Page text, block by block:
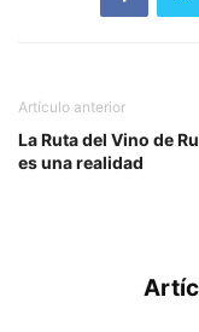
Artículo anterior
La Ruta del Vino de
es una realidad